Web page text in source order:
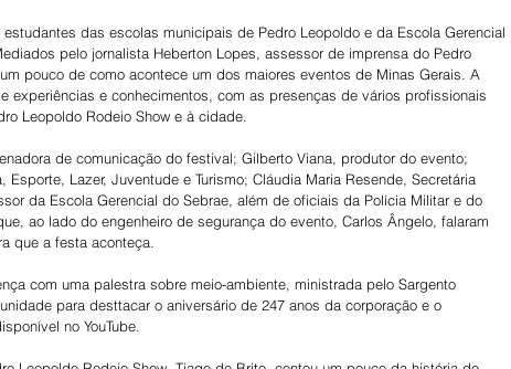
das escolas municipais de Pedro Leopoldo e da Escola Gerencial
pelo jornalista Heberton Lopes, assessor de imprensa do Pedro
pouco de como acontece um dos maiores eventos de Minas Gerais. A
experiências e conhecimentos, com as presenças de vários profissionais
Leopoldo Rodeio Show e à cidade.
de comunicação do festival; Gilberto Viana, produtor do evento;
Lazer, Juventude e Turismo; Cláudia Maria Resende, Secretária
da Escola Gerencial do Sebrae, além de oficiais da Polícia Militar e do
ao lado do engenheiro de segurança do evento, Carlos Ângelo, falaram
que a festa aconteça.
com uma palestra sobre meio-ambiente, ministrada pelo Sargento
para desttacar o aniversário de 247 anos da corporação e o
no YouTube.